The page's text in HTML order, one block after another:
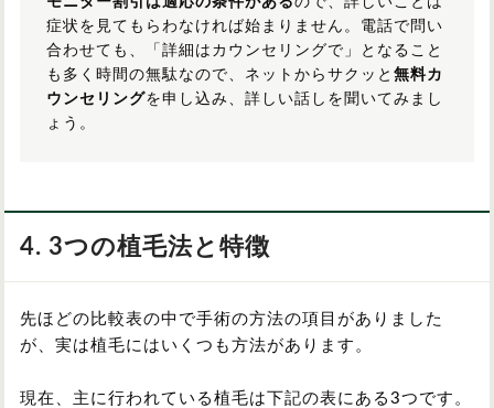
症状を見てもらわなければ始まりません。電話で問い
合わせても、「詳細はカウンセリングで」となること
も多く時間の無駄なので、ネットからサクッと 無料カ
ウンセリングを申し込み、詳しい話しを聞いてみまし
ょう。
4. 3つの植毛法と特徴
先ほどの比較表の中で手術の方法の項目がありました
が、実は植毛にはいくつも方法があります。
現在、主に行われている植毛は下記の表にある3つです。